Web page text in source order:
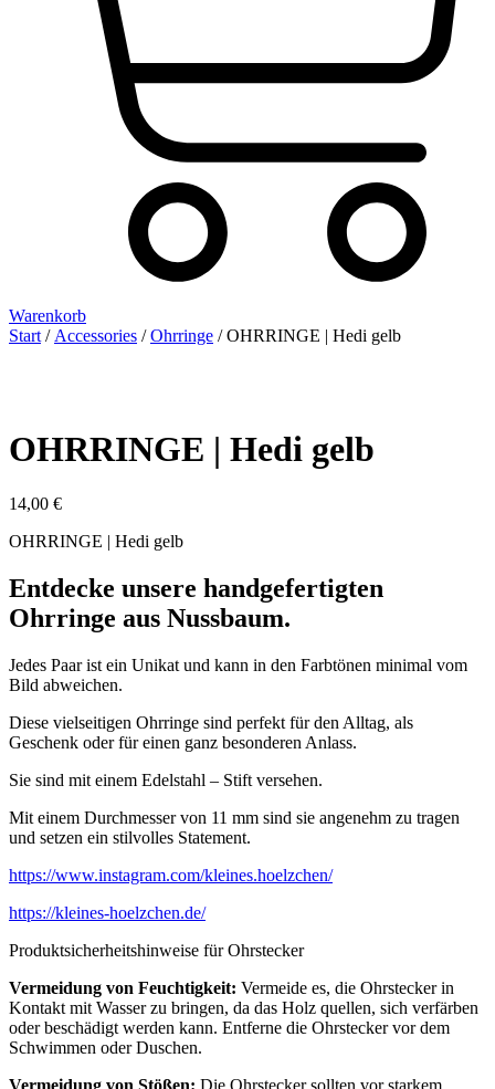
Warenkorb
Start / Accessories /Ohrringe / OHRRINGE | Hedi gelb
OHRRINGE | Hedi gelb
14,00 €
OHRRINGE | Hedi gelb
Entdecke unsere handgefertigten
Ohrringe aus Nussbaum.
Jedes Paar ist ein Unikat und kann in den Farbtönen minimal vom
Bild abweichen.
Diese vielseitigen Ohrringe sind perfekt für den Alltag, als
Geschenk oder für einen ganz besonderen Anlass.
Sie sind mit einem Edelstahl – Stift versehen.
Mit einem Durchmesser von 11 mm sind sie angenehm zu tragen
und setzen ein stilvolles Statement.
https://www.instagram.com/kleines.hoelzchen/
https://kleines-hoelzchen.de/
Produktsicherheitshinweise für Ohrstecker
Vermeidung von Feuchtigkeit: Vermeide es, die Ohrstecker in
Kontakt mit Wasser zu bringen, da das Holz quellen, sich verfärben
oder beschädigt werden kann. Entferne die Ohrstecker vor dem
Schwimmen oder Duschen.
Vermeidung von Stößen: Die Ohrstecker sollten vor starkem